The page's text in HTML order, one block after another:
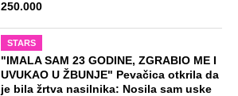
250.000
STARS
"IMALA SAM 23 GODINE, ZGRABIO ME I
UVUKAO U ŽBUNJE" Pevačica otkrila da
je bila žrtva nasilnika: Nosila sam uske